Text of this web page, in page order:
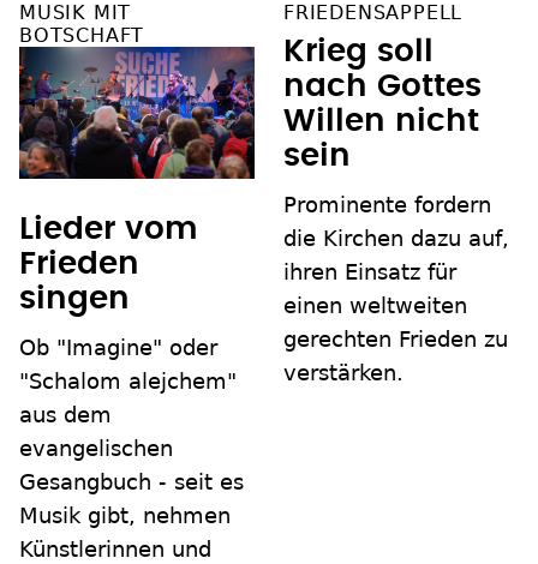
MUSIK MIT
BOTSCHAFT
Lieder vom
Frieden
singen
Ob "Imagine" oder
"Schalom alejchem"
aus dem
evangelischen
Gesangbuch - seit es
Musik gibt, nehmen
Künstlerinnen und
FRIEDENSAPPELL
Krieg soll
nach Gottes
Willen nicht
sein
Prominente fordern
die Kirchen dazu auf,
ihren Einsatz für
einen weltweiten
gerechten Frieden zu
verstärken.